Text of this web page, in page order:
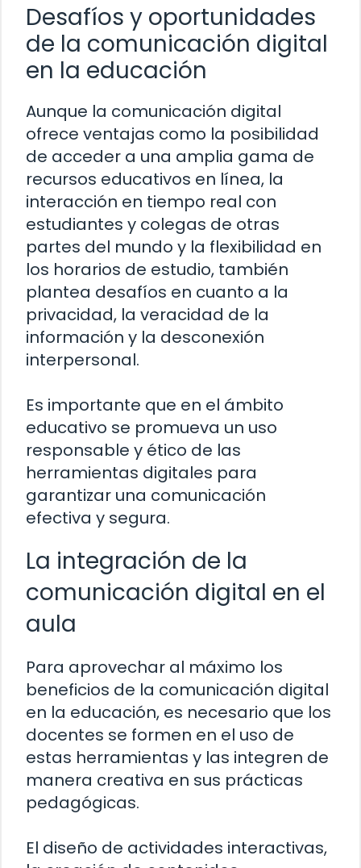
Desafíos y oportunidades
de la comunicación digital
en la educación
Aunque la comunicación digital
ofrece ventajas como la posibilidad
de acceder a una amplia gama de
recursos educativos en línea, la
interacción en tiempo real con
estudiantes y colegas de otras
partes del mundo y la flexibilidad en
los horarios de estudio, también
plantea desafíos en cuanto a la
privacidad, la veracidad de la
información y la desconexión
interpersonal.
Es importante que en el ámbito
educativo se promueva un uso
responsable y ético de las
herramientas digitales para
garantizar una comunicación
efectiva y segura.
La integración de la
comunicación digital en el
aula
Para aprovechar al máximo los
beneficios de la comunicación digital
en la educación, es necesario que los
docentes se formen en el uso de
estas herramientas y las integren de
manera creativa en sus prácticas
pedagógicas.
El diseño de actividades interactivas,